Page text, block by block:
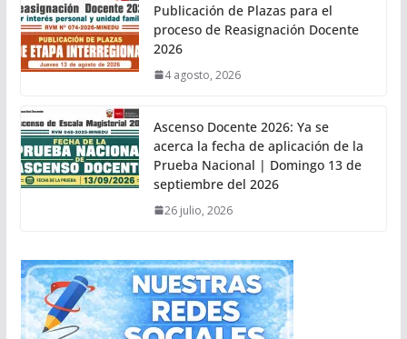
Publicación de Plazas para el
proceso de Reasignación Docente
2026
4 agosto, 2026
Ascenso Docente 2026: Ya se
acerca la fecha de aplicación de la
Prueba Nacional | Domingo 13 de
septiembre del 2026
26 julio, 2026